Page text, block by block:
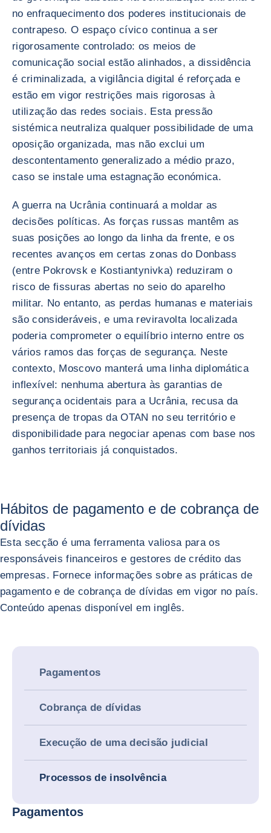
no enfraquecimento dos poderes institucionais de
contrapeso. O espaço cívico continua a ser
rigorosamente controlado: os meios de
comunicação social estão alinhados, a dissidência
é criminalizada, a vigilância digital é reforçada e
estão em vigor restrições mais rigorosas à
utilização das redes sociais. Esta pressão
sistémica neutraliza qualquer possibilidade de uma
oposição organizada, mas não exclui um
descontentamento generalizado a médio prazo,
caso se instale uma estagnação económica.
A guerra na Ucrânia continuará a moldar as
decisões políticas. As forças russas mantêm as
suas posições ao longo da linha da frente, e os
recentes avanços em certas zonas do Donbass
(entre Pokrovsk e Kostiantynivka) reduziram o
risco de fissuras abertas no seio do aparelho
militar. No entanto, as perdas humanas e materiais
são consideráveis, e uma reviravolta localizada
poderia comprometer o equilíbrio interno entre os
vários ramos das forças de segurança. Neste
contexto, Moscovo manterá uma linha diplomática
inflexível: nenhuma abertura às garantias de
segurança ocidentais para a Ucrânia, recusa da
presença de tropas da OTAN no seu território e
disponibilidade para negociar apenas com base nos
ganhos territoriais já conquistados.
Hábitos de pagamento e de cobrança de
dívidas
Esta secção é uma ferramenta valiosa para os
responsáveis financeiros e gestores de crédito das
empresas. Fornece informações sobre as práticas de
pagamento e de cobrança de dívidas em vigor no país.
Conteúdo apenas disponível em inglês.
Pagamentos
Cobrança de dívidas
Execução de uma decisão judicial
Processos de insolvência
Pagamentos